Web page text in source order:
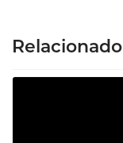
Relacionado